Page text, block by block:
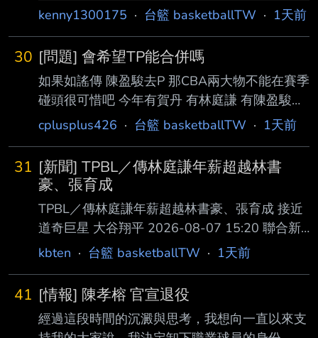
kenny1300175 · 台籃 basketballTW · 1天前
30 [問題] 會希望TP能合併嗎
如果如謠傳 陳盈駿去P 那CBA兩大物不能在賽季
碰頭很可惜吧 今年有賀丹 有林庭謙 有陳盈駿的
話 有機會把台籃推向最高峰吧？ P+ 484不要再
頂級大物能扛 不再只是球給洋將！ ---- Sent
from BePTT on my iPhone 17 Pro --
cplusplus426 · 台籃 basketballTW · 1天前
31 [新聞] TPBL／傳林庭謙年薪超越林書
豪、張育成
TPBL／傳林庭謙年薪超越林書豪、張育成 接近
道奇巨星 大谷翔平 2026-08-07 15:20 聯合新
聞網／ 綜合報導 林庭謙重磅加盟TPBL臺北台新
超越「哈佛小 子」林書豪、中華職棒「國防部
長」張育成，甚至接近MLB道奇隊巨星大谷翔
平。 現年26歲的林庭謙上季效力中國CBA天津
kbten · 台籃 basketballTW · 1天前
41 [情報] 陳孝榕 官宣退役
經過這段時間的沉澱與思考，我想向一直以來支